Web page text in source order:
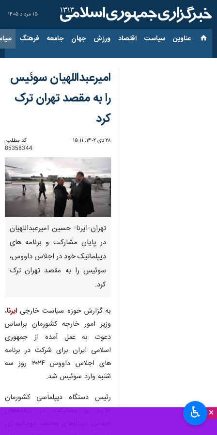
۱۵ مرداد ۱۴۰۵
عناوین‌ سیاست اقتصاد ورزش جهان جامعه فرهنگ
×
امیرعبداللهیان سوئیس
را به مقصد تهران ترک
کرد
۲۸ دی ۱۴۰۲، ۱۵:۱۱
کد مطلب:
85358344
تهران-ایرنا- حسین امیرعبداللهیان
در پایان مشارکت و برنامه های
دیپلماتیک خود در اجلاس داووس،
سوئیس را به مقصد تهران ترک
کرد.
به گزارش حوزه سیاست خارجی ایرنا،
وزیر امور خارجه کشورمان براساس
دعوت به عمل آمده از جمهوری
اسلامی ایران برای شرکت در برنامه
های اجلاس داووس ۲۰۲۴ روز سه
شنبه وارد سوئیس شد.
رئیس دستگاه دیپلماسی کشورمان
علاوه بر مشارکت در برنامه‌های
♿︎